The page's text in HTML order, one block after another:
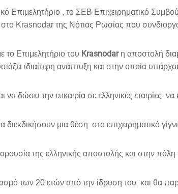
Επιμελητήριο , το ΣΕΒ Επιχειρηματικό
Krasnodar της Νότιας Ρωσίας που
το Eπιμελητήριο του Krasnodar η αποστολή
ιδιαίτερη ανάπτυξη και στην οποία
να δώσει την ευκαιρία σε ελληνικές
μια θέση στο επιχειρηματικό
της ελληνικής αποστολής και στην πόλη
των 20 ετών από την ίδρυση του και θα